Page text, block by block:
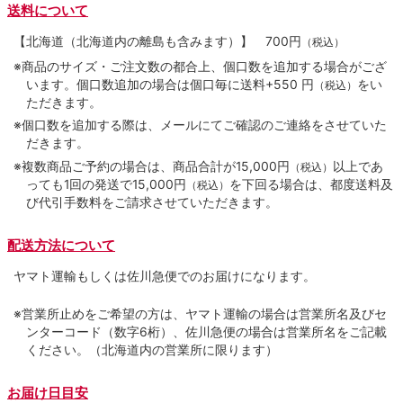
送料について
【北海道（北海道内の離島も含みます）】 700円 （税込）
※商品のサイズ・ご注文数の都合上、個口数を追加する場合がござ
います。個口数追加の場合は個口毎に送料+550 円 （税込） をい
ただきます。
※個口数を追加する際は、メールにてご確認のご連絡をさせていた
だきます。
※複数商品ご予約の場合は、商品合計が15,000円 （税込） 以上であ
っても1回の発送で15,000円 （税込） を下回る場合は、都度送料及
び代引手数料をご請求させていただきます。
配送方法について
ヤマト運輸もしくは佐川急便でのお届けになります。
※営業所止めをご希望の方は、ヤマト運輸の場合は営業所名及びセ
ンターコード（数字6桁）、佐川急便の場合は営業所名をご記載
ください。（北海道内の営業所に限ります）
お届け日目安